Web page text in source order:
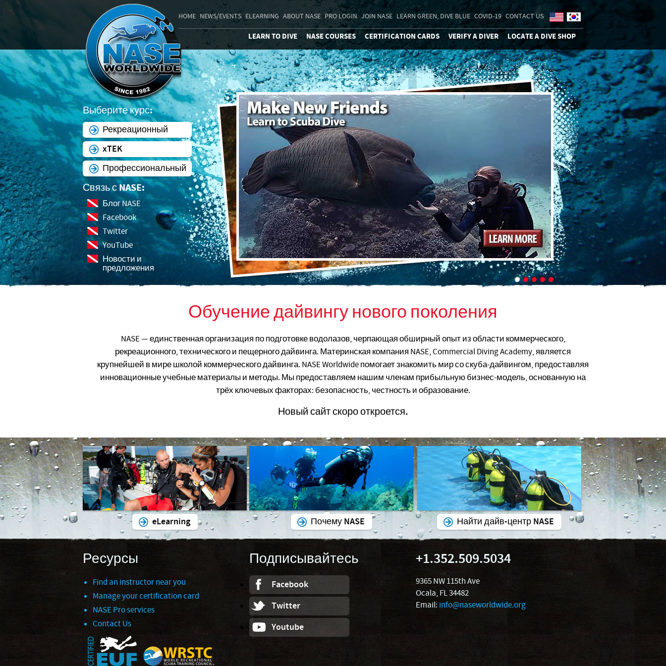
HOME NEWS/EVENTS ELEARNING ABOUT NASE PRO LOGIN JOIN NASE LEARN GREEN, DIVE BLUE COVID-19 CONTACT US
LEARN TO DIVE NASE COURSES CERTIFICATION CARDS VERIFY A DIVER LOCATE A DIVE SHOP
Выберите курс:
Рекреационный
xTEK
Профессиональный
Связь с NASE:
Блог NASE
Facebook
Twitter
YouTube
Новости и
предложения
Обучение дайвингу нового поколения
NASE — единственная организация по подготовке водолазов, черпающая обширный опыт из области коммерческого,
рекреационного, технического и пещерного дайвинга. Материнская компания NASE, Commercial Diving Academy, является
крупнейшей в мире школой коммерческого дайвинга. NASE Worldwide помогает знакомить мир со скуба-дайвингом, предоставляя
инновационные учебные материалы и методы. Мы предоставляем нашим членам прибыльную бизнес-модель, основанную на
трёх ключевых факторах: безопасность, честность и образование.
Новый сайт скоро откроется.
eLearning Почему NASE Найти дайв-центр NASE
Ресурсы
Find an instructor near you
Manage your certification card
NASE Pro services
Contact Us
Подписывайтесь
Facebook
Twitter
Youtube
+1.352.509.5034
9365 NW 115th Ave
Ocala, FL 34482
Email: info@naseworldwide.org